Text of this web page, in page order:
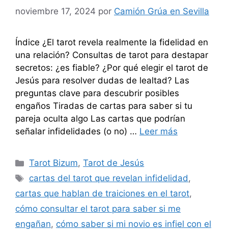
noviembre 17, 2024 por Camión Grúa en Sevilla
Índice ¿El tarot revela realmente la fidelidad en
una relación? Consultas de tarot para destapar
secretos: ¿es fiable? ¿Por qué elegir el tarot de
Jesús para resolver dudas de lealtad? Las
preguntas clave para descubrir posibles
engaños Tiradas de cartas para saber si tu
pareja oculta algo Las cartas que podrían
señalar infidelidades (o no) … Leer más
Categorías
Tarot Bizum,Tarot de Jesús
Etiquetas
cartas del tarot que revelan infidelidad,
cartas que hablan de traiciones en el tarot,
cómo consultar el tarot para saber si me
engañan, cómo saber si mi novio es infiel con el